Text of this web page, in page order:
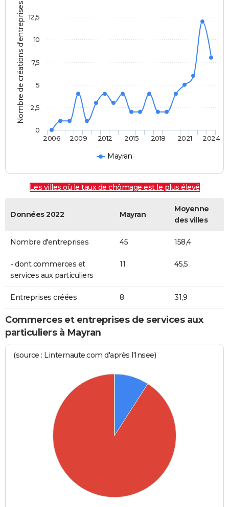
Nombre de créations d'entreprises
Mayran
2006 2009 2012 2015 2018 2021 2024
0
2,5
5
7,5
10
12,5
Les villes où le taux de chômage est le plus élevé
Données 2022 Mayran
Moyenne
des villes
Nombre d'entreprises 45 158,4
- dont commerces et
services aux particuliers
11 45,5
Entreprises créées 8 31,9
Commerces et entreprises de services aux
particuliers à Mayran
(source : Linternaute.com d'après l'Insee)